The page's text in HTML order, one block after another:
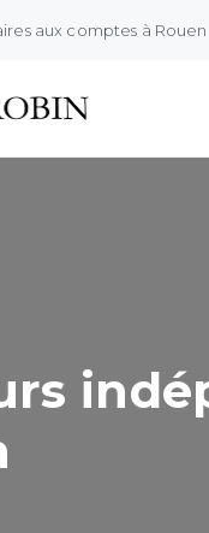
aux comptes à Rouen